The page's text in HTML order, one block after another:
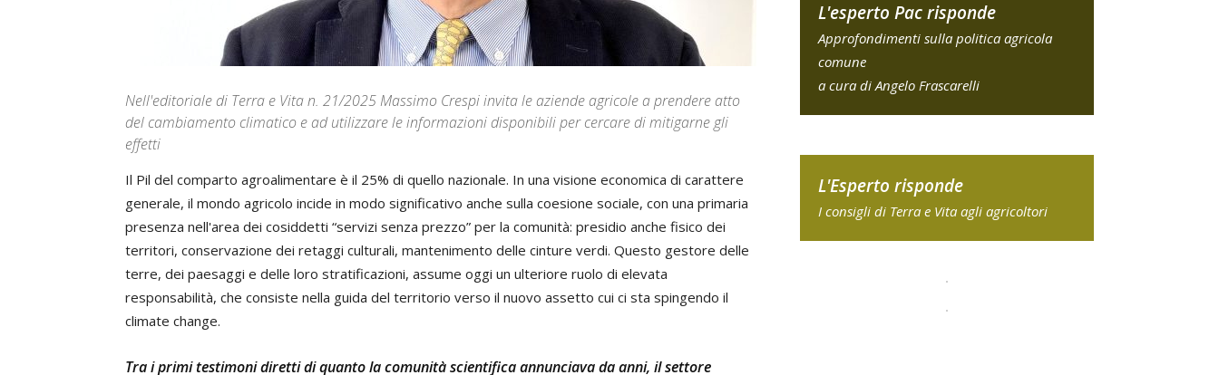
Nell'editoriale di Terra e Vita n. 21/2025 Massimo Crespi invita le aziende agricole a prendere atto
del cambiamento climatico e ad utilizzare le informazioni disponibili per cercare di mitigarne gli
effetti
Il Pil del comparto agroalimentare è il 25% di quello nazionale. In una visione economica di carattere
generale, il mondo agricolo incide in modo significativo anche sulla coesione sociale, con una primaria
presenza nell'area dei cosiddetti “servizi senza prezzo” per la comunità: presidio anche fisico dei
territori, conservazione dei retaggi culturali, mantenimento delle cinture verdi. Questo gestore delle
terre, dei paesaggi e delle loro stratificazioni, assume oggi un ulteriore ruolo di elevata
responsabilità, che consiste nella guida del territorio verso il nuovo assetto cui ci sta spingendo il
climate change.
Tra i primi testimoni diretti di quanto la comunità scientifica annunciava da anni, il settore
L'esperto Pac risponde
Approfondimenti sulla politica agricola
comune
a cura di Angelo Frascarelli
L'Esperto risponde
I consigli di Terra e Vita agli agricoltori